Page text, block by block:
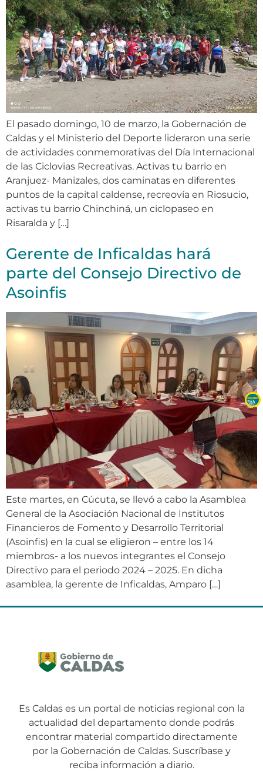
El pasado domingo, 10 de marzo, la Gobernación de
Caldas y el Ministerio del Deporte lideraron una serie
de actividades conmemorativas del Día Internacional
de las Ciclovias Recreativas. Activas tu barrio en
Aranjuez- Manizales, dos caminatas en diferentes
puntos de la capital caldense, recreovía en Riosucio,
activas tu barrio Chinchiná, un ciclopaseo en
Risaralda y […]
Gerente de Inficaldas hará
parte del Consejo Directivo de
Asoinfis
Este martes, en Cúcuta, se llevó a cabo la Asamblea
General de la Asociación Nacional de Institutos
Financieros de Fomento y Desarrollo Territorial
(Asoinfis) en la cual se eligieron – entre los 14
miembros- a los nuevos integrantes el Consejo
Directivo para el periodo 2024 – 2025. En dicha
asamblea, la gerente de Inficaldas, Amparo […]
Es Caldas es un portal de noticias regional con la
actualidad del departamento donde podrás
encontrar material compartido directamente
por la Gobernación de Caldas. Suscríbase y
reciba información a diario.